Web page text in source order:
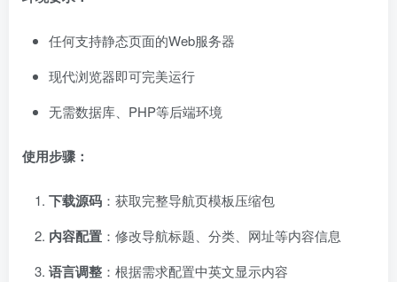
任何支持静态页面的Web服务器
现代浏览器即可完美运行
无需数据库、PHP等后端环境
使用步骤：
下载源码 ：获取完整导航页模板压缩包
内容配置 ：修改导航标题、分类、网址等内容信息
语言调整 ：根据需求配置中英文显示内容